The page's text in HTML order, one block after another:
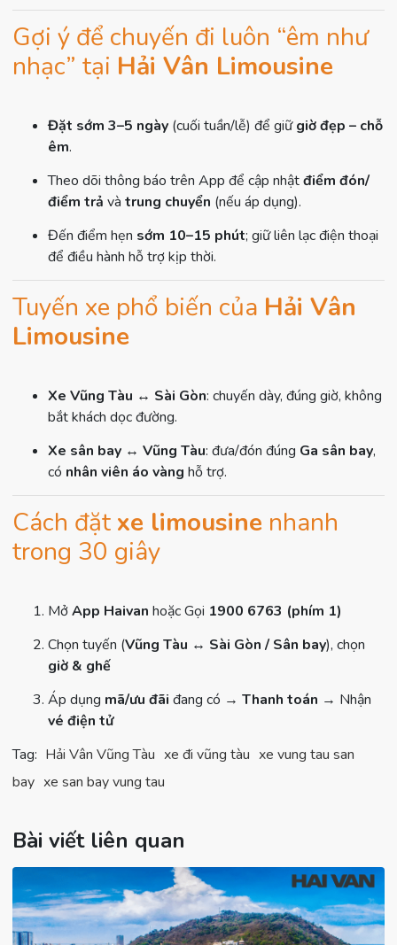
Gợi ý để chuyến đi luôn “êm như
nhạc” tại Hải Vân Limousine
Đặt sớm 3–5 ngày (cuối tuần/lễ) để giữgiờ đẹp – chỗ
êm.
Theo dõi thông báo trên App để cập nhậtđiểm đón/
điểm trả và trung chuyển (nếu áp dụng).
Đến điểm hẹn sớm 10–15 phút; giữ liên lạc điện thoại
để điều hành hỗ trợ kịp thời.
Tuyến xe phổ biến của Hải Vân
Limousine
Xe Vũng Tàu ↔ Sài Gòn: chuyến dày, đúng giờ, không
bắt khách dọc đường.
Xe sân bay ↔ Vũng Tàu: đưa/đón đúng Ga sân bay,
có nhân viên áo vàng hỗ trợ.
Cách đặt xe limousine nhanh
trong 30 giây
MởApp Haivan hoặc Gọi 1900 6763 (phím 1)
Chọn tuyến (Vũng Tàu ↔ Sài Gòn / Sân bay), chọn
giờ & ghế
Áp dụng mã/ưu đãi đang có → Thanh toán → Nhận
vé điện tử
Tag: Hải Vân Vũng Tàu xe đi vũng tàu xe vung tau san
bay xe san bay vung tau
Bài viết liên quan